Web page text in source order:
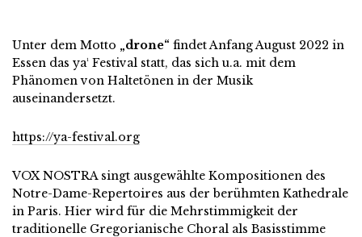
Unter dem Motto „drone“ findet Anfang August 2022 in
Essen das ya¹ Festival statt, das sich u.a. mit dem
Phänomen von Haltetönen in der Musik
auseinandersetzt.
https://ya-festival.org
VOX NOSTRA singt ausgewählte Kompositionen des
Notre-Dame-Repertoires aus der berühmten Kathedrale
in Paris. Hier wird für die Mehrstimmigkeit der
traditionelle Gregorianische Choral als Basisstimme